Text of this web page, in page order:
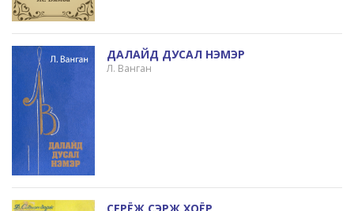
ДАЛАЙД ДУСАЛ НЭМЭР
Л. Ванган
СЕРЁЖ СЭРЖ ХОЁР